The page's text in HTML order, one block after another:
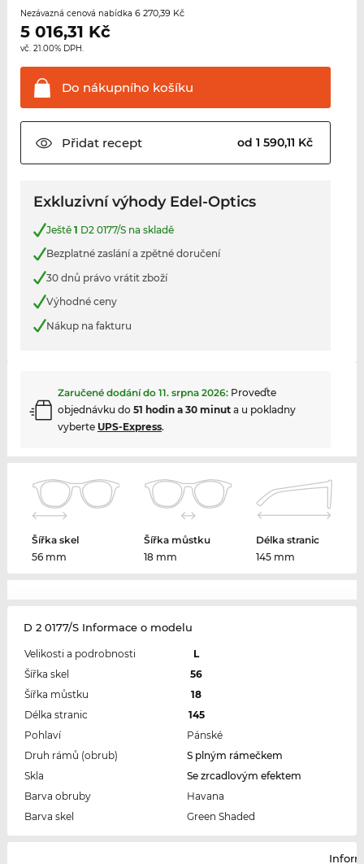
Nezávazná cenová nabídka 6 270,39 Kč
5 016,31 Kč
vč. 21.00% DPH.
Do nákupního košíku
Přidatrecept od 1 590,11 Kč
Exkluzivní výhody Edel-Optics
Ještě 1 D2 0177/S na skladě
Bezplatné zaslání a zpětné doručení
30 dnů právo vrátit zboží
Výhodné ceny
Nákup na fakturu
Zaručené dodání do 11. srpna 2026: Proveďte
objednávku do 51 hodin a 30 minuta u pokladny
vyberte UPS-Express.
Šířka skel
56 mm
Šířka můstku
18 mm
Délka stranic
145 mm
D 2 0177/S Informace o modelu
Velikosti a podrobnosti
L
Šířka skel
56
Šířka můstku
18
Délka stranic
145
Pohlaví
Pánské
Druh rámů (obrub)
S plným rámečkem
Skla
Se zrcadlovým efektem
Barva obruby
Havana
Barva skel
Green Shaded